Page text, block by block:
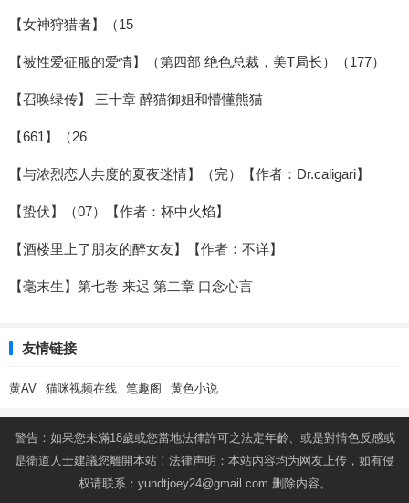
【女神狩猎者】（15
【被性爱征服的爱情】（第四部 绝色总裁，美T局长）（177）
【召唤绿传】 三十章 醉猫御姐和懵懂熊猫
【661】（26
【与浓烈恋人共度的夏夜迷情】（完）【作者：Dr.caligari】
【蛰伏】（07）【作者：杯中火焰】
【酒楼里上了朋友的醉女友】【作者：不详】
【毫末生】第七卷 来迟 第二章 口念心言
友情链接
黄AV 猫咪视频在线 笔趣阁 黄色小说
警告：如果您未滿18歲或您當地法律許可之法定年齡、或是對情色反感或
是衛道人士建議您離開本站！法律声明：本站内容均为网友上传，如有侵
权请联系： yundtjoey24@gmail.com 删除内容。